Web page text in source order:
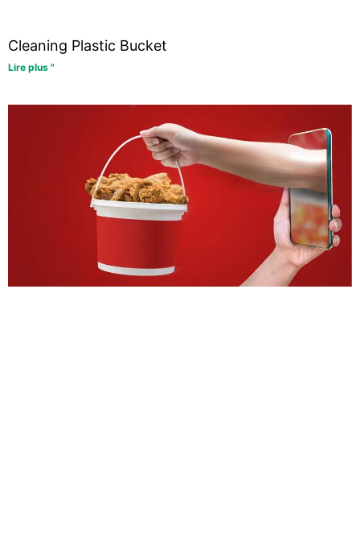
Cleaning Plastic Bucket
Lire plus "